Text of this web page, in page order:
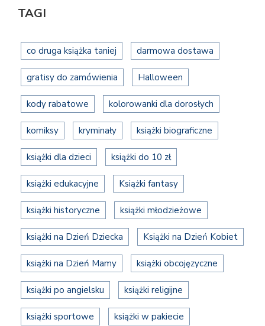
TAGI
co druga książka taniej darmowa dostawa
gratisy do zamówienia Halloween
kody rabatowe kolorowanki dla dorosłych
komiksy kryminały książki biograficzne
książki dla dzieci książki do 10 zł
książki edukacyjne Książki fantasy
książki historyczne książki młodzieżowe
książki na Dzień Dziecka Książki na Dzień Kobiet
książki na Dzień Mamy książki obcojęzyczne
książki po angielsku książki religijne
książki sportowe książki w pakiecie